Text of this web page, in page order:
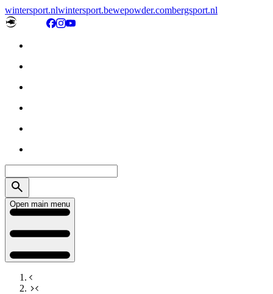
wintersport.nlwintersport.bewepowder.combergsport.nl
Open main menu